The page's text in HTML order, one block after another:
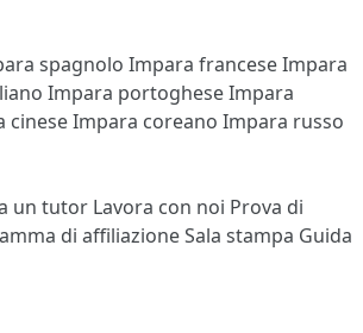
spagnolo Impara franceseImpara
Impara portogheseImpara
cineseImpara coreano Impara russo
un tutor Lavora con noi Prova di
di affiliazioneSala stampa Guida